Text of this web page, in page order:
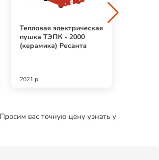
Тепловая электрическая
пушка ТЭПК - 2000
(керамика) Ресанта
2021 р.
вас точную цену узнать у